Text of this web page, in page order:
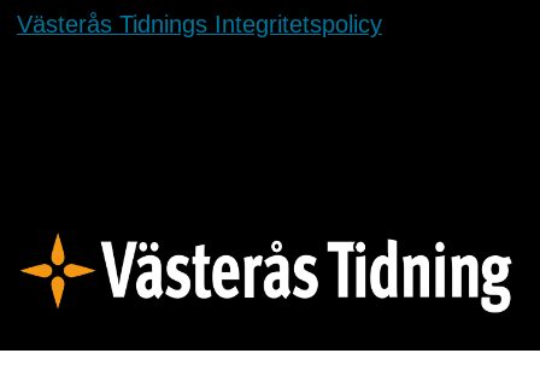
Västerås Tidnings Integritetspolicy